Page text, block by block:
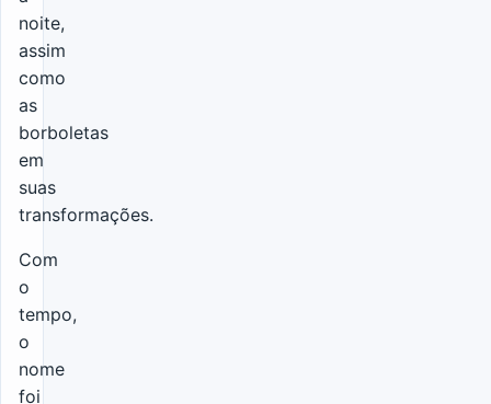
noite,
assim
como
as
borboletas
em
suas
transformações.
Com
o
tempo,
o
nome
foi